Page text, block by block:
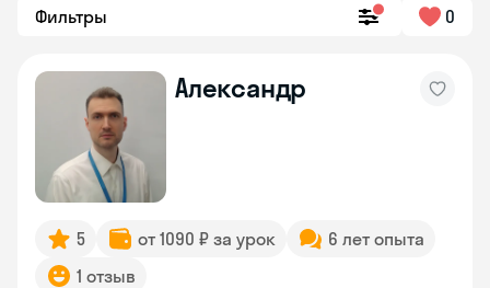
Фильтры 0
Александр
5 от 1090 ₽ за урок
6 лет опыта
1 отзыв